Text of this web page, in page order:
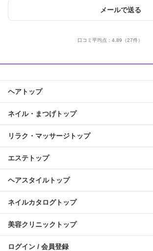
メールで送る
口コミ平均点： 4.89 （27件）
ヘアトップ
ネイル・まつげトップ
リラク・マッサージトップ
エステトップ
ヘアスタイルトップ
ネイルカタログトップ
美容クリニックトップ
ログイン / 会員登録